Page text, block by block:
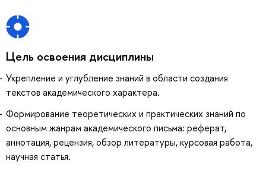
Цель освоения дисциплины
Укрепление и углубление знаний в области создания
текстов академического характера.
Формирование теоретических и практических знаний по
основным жанрам академического письма: реферат,
аннотация, рецензия, обзор литературы, курсовая работа,
научная статья.